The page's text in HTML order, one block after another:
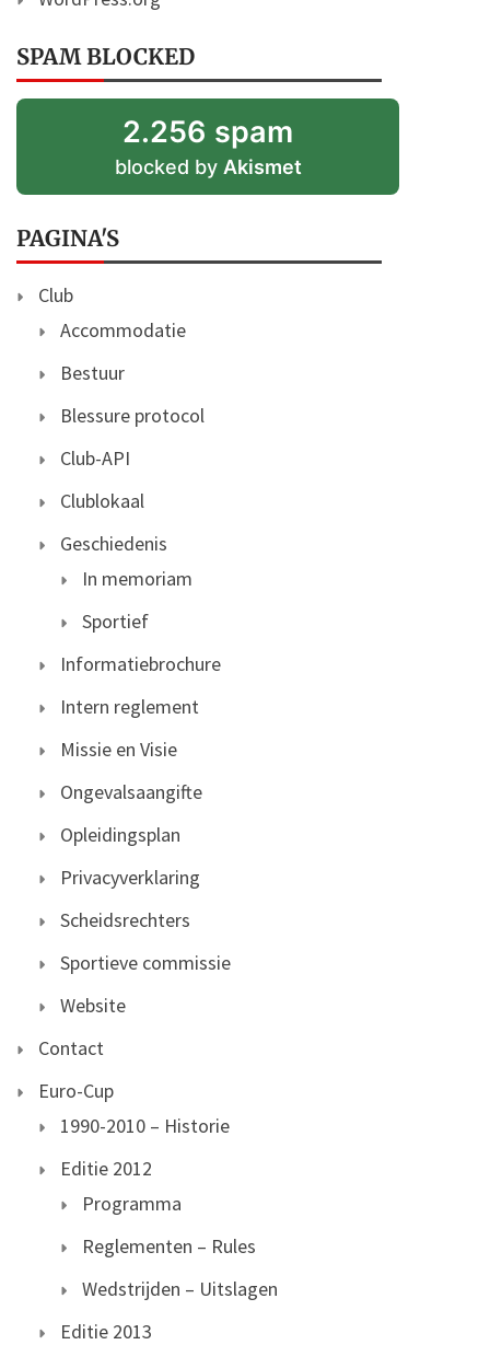
SPAM BLOCKED
2.256 spam
blocked by Akismet
PAGINA'S
Club
Accommodatie
Bestuur
Blessure protocol
Club-API
Clublokaal
Geschiedenis
In memoriam
Sportief
Informatiebrochure
Intern reglement
Missie en Visie
Ongevalsaangifte
Opleidingsplan
Privacyverklaring
Scheidsrechters
Sportieve commissie
Website
Contact
Euro-Cup
1990-2010 – Historie
Editie 2012
Programma
Reglementen – Rules
Wedstrijden – Uitslagen
Editie 2013